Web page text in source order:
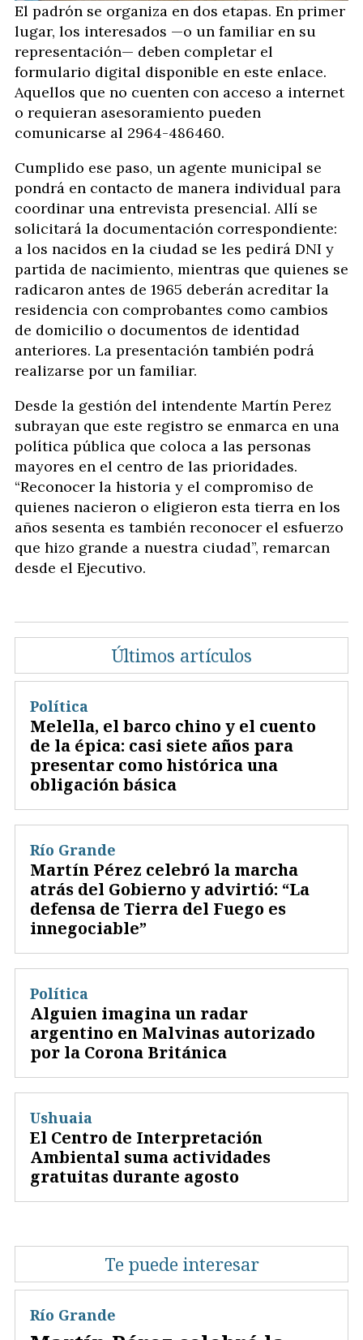
El padrón se organiza en dos etapas. En primer
lugar, los interesados —o un familiar en su
representación— deben completar el
formulario digital disponible en este enlace.
Aquellos que no cuenten con acceso a internet
o requieran asesoramiento pueden
comunicarse al 2964-486460.
Cumplido ese paso, un agente municipal se
pondrá en contacto de manera individual para
coordinar una entrevista presencial. Allí se
solicitará la documentación correspondiente:
a los nacidos en la ciudad se les pedirá DNI y
partida de nacimiento, mientras que quienes se
radicaron antes de 1965 deberán acreditar la
residencia con comprobantes como cambios
de domicilio o documentos de identidad
anteriores. La presentación también podrá
realizarse por un familiar.
Desde la gestión del intendente Martín Perez
subrayan que este registro se enmarca en una
política pública que coloca a las personas
mayores en el centro de las prioridades.
“Reconocer la historia y el compromiso de
quienes nacieron o eligieron esta tierra en los
años sesenta es también reconocer el esfuerzo
que hizo grande a nuestra ciudad”, remarcan
desde el Ejecutivo.
Últimos artículos
Melella, el barco chino y el cuento
de la épica: casi siete años para
presentar como histórica una
obligación básica
Política
Martín Pérez celebró la marcha
atrás del Gobierno y advirtió: “La
defensa de Tierra del Fuego es
innegociable”
Río Grande
Alguien imagina un radar
argentino en Malvinas autorizado
por la Corona Británica
Política
El Centro de Interpretación
Ambiental suma actividades
gratuitas durante agosto
Ushuaia
Te puede interesar
Río Grande